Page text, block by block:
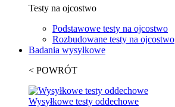
Testy na ojcostwo
Podstawowe testy na ojcostwo
Rozbudowane testy na ojcostwo
Badania wysyłkowe
< POWRÓT
Wysyłkowe testy oddechowe